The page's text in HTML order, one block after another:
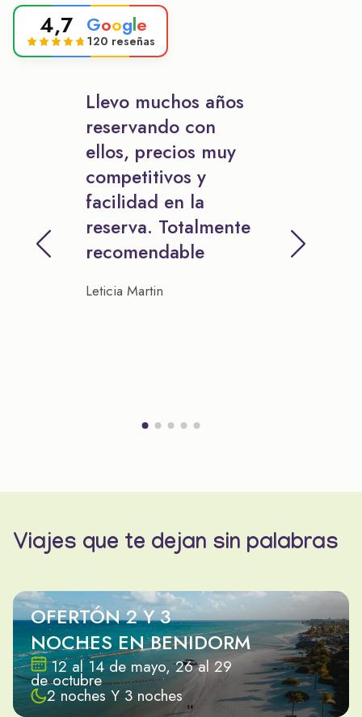
4,7 Google
120 reseñas
Llevo muchos años
reservando con
ellos, precios muy
competitivos y
facilidad en la
reserva. Totalmente
recomendable
Leticia Martin
Viajes que te dejan sin palabras
OFERTÓN 2 Y 3
NOCHES EN BENIDORM
12 al 14 de mayo, 26 al 29
de octubre
2 noches Y 3 noches